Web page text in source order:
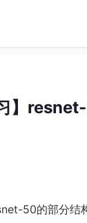
】
50的部分结